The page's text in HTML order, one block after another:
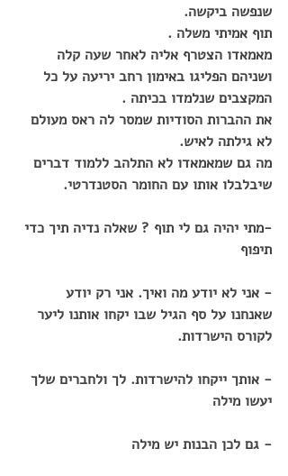
שנפשה ביקשה.
תוף אמיתי משלה .
מאמאדו הצטרף אליה לאחר שעה קלה
ושניהם הפליגו באימון רחב יריעה על כל
המקצבים שנלמדו בכיתה .
את ההברות הסודיות שמסר לה ראס מעולם
לא גילתה לאיש.
מה גם שמאמאדו לא התלהב ללמוד דברים
שיבלבלו אותו עם החומר הסטנדרטי.
-מתי יהיה גם לי תוף ? שאלה נדיה תיך כדי
תיפוף
- אני לא יודע מה ואיך. אני רק יודע
שאנחנו על סף הגיל שבו יקחו אותנו ליער
לקורס הישרדות.
- אותך ייקחו להישרדות. לך ולחברים שלך
יעשו מילה
- גם לכן הבנות יש מילה